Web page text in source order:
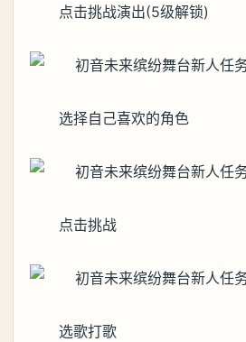
点击挑战演出(5级解锁)
选择自己喜欢的角色
点击挑战
选歌打歌